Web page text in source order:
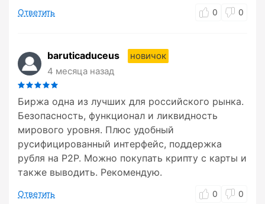
Ответить 0 0
baruticaduceus
новичок
4 месяца назад
Биржа одна из лучших для российского рынка.
Безопасность, функционал и ликвидность
мирового уровня. Плюс удобный
русифицированный интерфейс, поддержка
рубля на P2P. Можно покупать крипту с карты и
также выводить. Рекомендую.
Ответить 0 0